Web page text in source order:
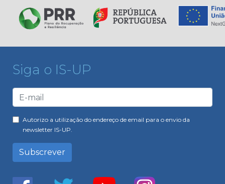
Siga o IS-UP
Autorizo a utilização do endereço de email para o envio da
newsletter IS-UP.